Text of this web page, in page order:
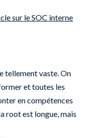
sur le SOC interne
tellement vaste. On
et toutes les
en compétences
root est longue, mais